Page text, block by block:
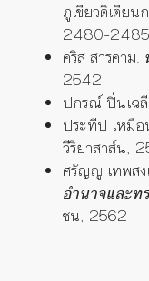
ภูเขียวติเตีย
2480-
คริส สารคาม.
2542
ปกรณ์ ปิ่นเฉ
ประทีป เหมื
วีริยาสาส์น,
ศรัญญู เทพสง
อำนาจและท
ชน, 2562